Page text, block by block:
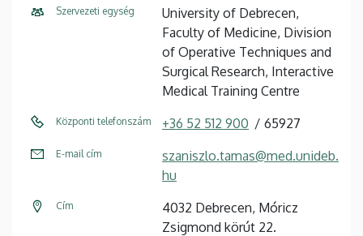
Szervezeti egység
University of Debrecen,
Faculty of Medicine, Division
of Operative Techniques and
Surgical Research, Interactive
Medical Training Centre
Központi telefonszám +36 52 512 900 65927
E-mail cím
szaniszlo.tamas@med.unideb.
hu
Cím
4032 Debrecen, Móricz
Zsigmond körút 22.